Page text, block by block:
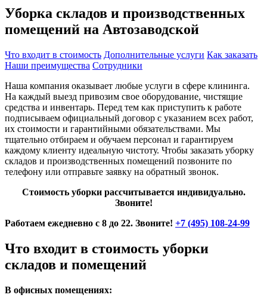
Уборка складов и производственных
помещений на Автозаводской
Что входит в стоимость Дополнительные услуги Как заказать
Наши преимущества Сотрудники
Наша компания оказывает любые услуги в сфере клининга.
На каждый выезд привозим свое оборудование, чистящие
средства и инвентарь. Перед тем как приступить к работе
подписываем официальный договор с указанием всех работ,
их стоимости и гарантийными обязательствами. Мы
тщательно отбираем и обучаем персонал и гарантируем
каждому клиенту идеальную чистоту. Чтобы заказать уборку
складов и производственных помещений позвоните по
телефону или отправьте заявку на обратный звонок.
Стоимость уборки рассчитывается индивидуально.
Звоните!
Работаем ежедневно с 8 до 22. Звоните! +7 (495) 108-24-99
Что входит в стоимость уборки
складов и помещений
В офисных помещениях: